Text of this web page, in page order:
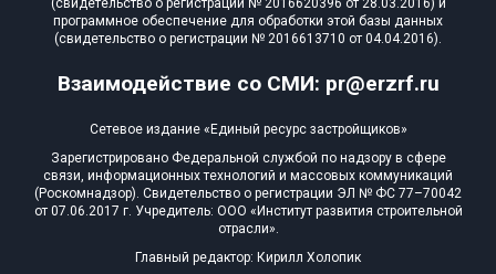
Взаимодействие со СМИ: pr@erzrf.ru
(свидетельство о регистрации № 2016620396 от 28.03.2016) и
программное обеспечение для обработки этой базы данных
(свидетельство о регистрации № 2016613710 от 04.04.2016).
Сетевое издание «Единый ресурс застройщиков»
Зарегистрировано Федеральной службой по надзору в сфере
связи, информационных технологий и массовых коммуникаций
(Роскомнадзор). Свидетельство о регистрации ЭЛ № ФС 77–70042
от 07.06.2017 г. Учредитель: ООО «Институт развития строительной
отрасли».
Главный редактор: Кирилл Холопик